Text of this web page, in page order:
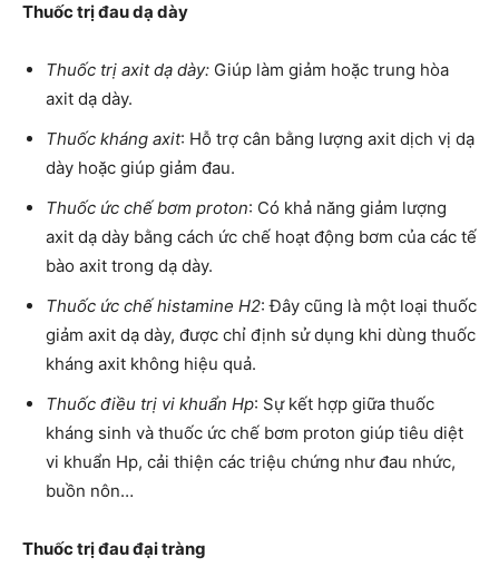
Thuốc trị đau dạ dày
Thuốc trị axit dạ dày: Giúp làm giảm hoặc trung hòa
axit dạ dày.
Thuốc kháng axit: Hỗ trợ cân bằng lượng axit dịch vị dạ
dày hoặc giúp giảm đau.
Thuốc ức chế bơm proton: Có khả năng giảm lượng
axit dạ dày bằng cách ức chế hoạt động bơm của các tế
bào axit trong dạ dày.
Thuốc ức chế histamine H2: Đây cũng là một loại thuốc
giảm axit dạ dày, được chỉ định sử dụng khi dùng thuốc
kháng axit không hiệu quả.
Thuốc điều trị vi khuẩn Hp: Sự kết hợp giữa thuốc
kháng sinh và thuốc ức chế bơm proton giúp tiêu diệt
vi khuẩn Hp, cải thiện các triệu chứng như đau nhức,
buồn nôn…
Thuốc trị đau đại tràng